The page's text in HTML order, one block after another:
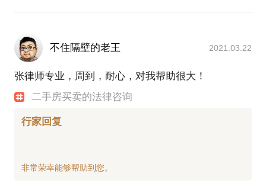
不住隔壁的老王 2021.03.22
张律师专业，周到，耐心，对我帮助很大！
二手房买卖的法律咨询
行家回复